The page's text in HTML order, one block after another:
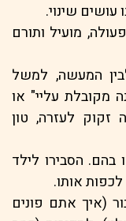
שינוי.
מועיל ותורם
המעשה, למשל
מקובלת עליי" או
לעזרה, טון
הסבירו לילד
אותו.
(איך אתם פונים